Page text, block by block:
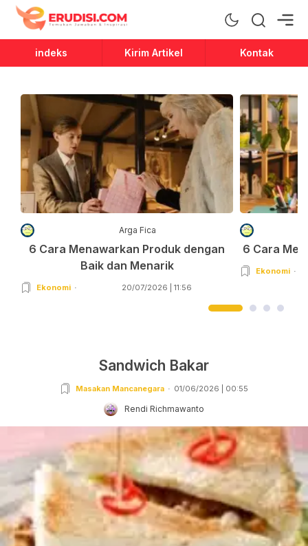
Erudisi
Temukan Jawaban dan Inspirasi
indeks Kirim Artikel Kontak
Arga Fica
6 Cara Menawarkan Produk dengan
Baik dan Menarik
Ekonomi 20/07/2026 | 11:56
6 Cara
Ekonomi
Sandwich Bakar
Masakan Mancanegara 01/06/2026 | 00:55
Rendi Richmawanto